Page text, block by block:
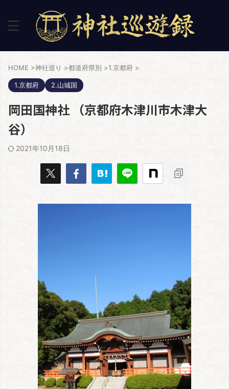
HOME >神社巡り >都道府県別 >1.京都府 >
1.京都府 2.山城国
岡田国神社 （京都府木津川市木津大
谷）
2021年10月18日